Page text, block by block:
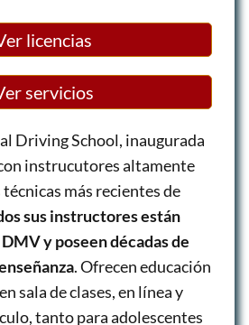
licencias
servicios
Driving School, inaugurada
instrucutores altamente
más recientes de
sus instructores están
y poseen décadas de
. Ofrecen educación
sala de clases, en línea y
tanto para adolescentes